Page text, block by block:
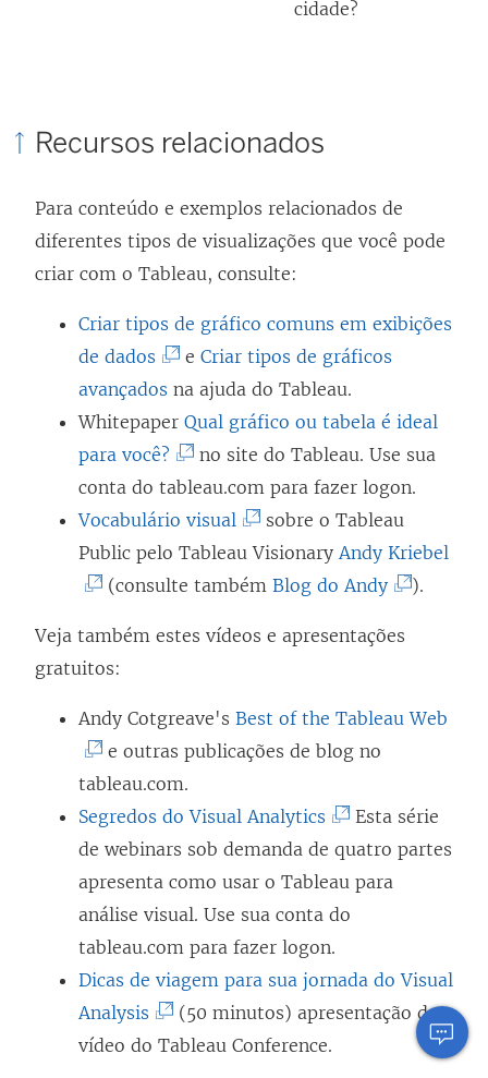
cidade?
Recursos relacionados
Para conteúdo e exemplos relacionados de
diferentes tipos de visualizações que você pode
criar com o Tableau, consulte:
Criar tipos de gráfico comuns em exibições
de dados
O
l
i
n
k
a
b
m
n
o
v
a
j
a
n
e
l
a
e Criar tipos de gráficos
avançados na ajuda do Tableau.
Whitepaper Qual gráfico ou tabela é ideal
para você?
O
l
i
n
r
e
e
m
n
o
v
a
j
a
n
no site do Tableau. Use sua
conta do tableau.com para fazer logon.
Vocabulário visual
O
l
a
b
e
e
m
n
o
v
a
j
sobre o Tableau
Public pelo Tableau VisionaryAndy Kriebel
e
o
v
a
(consulte também Blog do Andy(
n
b
r
e
n
o
).
Veja também estes vídeos e apresentações
gratuitos:
Andy Cotgreave's Best of the Tableau Web
n
r
e
e
e outras publicações de blog no
tableau.com.
Segredos do Visual Analytics
O
l
i
n
k
a
b
Esta série
de webinars sob demanda de quatro partes
apresenta como usar o Tableau para
análise visual. Use sua conta do
tableau.com para fazer logon.
Dicas de viagem para sua jornada do Visual
Analysis
O
(50 minutos) apresentação de
vídeo do Tableau Conference.